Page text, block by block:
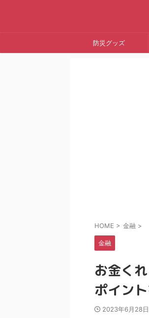
防災グッズ
HOME > 金融 >
金融
お金く
ポイン
2023年6月28日